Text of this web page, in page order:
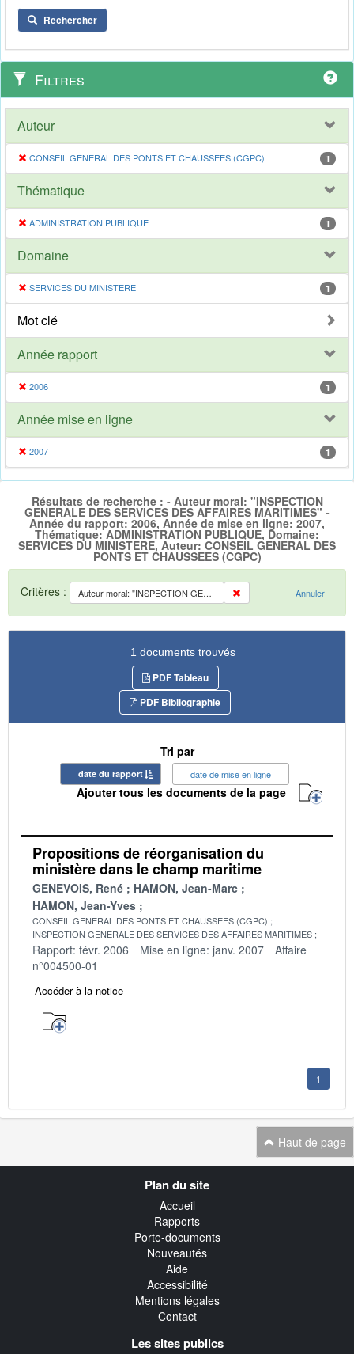
Rechercher
Filtres
Auteur
CONSEIL GENERAL DES PONTS ET CHAUSSEES (CGPC) 1
Thématique
ADMINISTRATION PUBLIQUE 1
Domaine
SERVICES DU MINISTERE 1
Mot clé
Année rapport
2006 1
Année mise en ligne
2007 1
Résultats de recherche : - Auteur moral: "INSPECTION
GENERALE DES SERVICES DES AFFAIRES MARITIMES" -
Année du rapport: 2006, Année de mise en ligne: 2007,
Thématique: ADMINISTRATION PUBLIQUE, Domaine:
SERVICES DU MINISTERE, Auteur: CONSEIL GENERAL DES
PONTS ET CHAUSSEES (CGPC)
Critères : Auteur moral: "INSPECTION GENERALE DES SERVICES DES AFFAIRES MARITIMES" Annuler
1 documents trouvés
PDF Tableau
PDF Bibliographie
Tri par
date du rapport date de mise en ligne
Ajouter tous les documents de la page
Propositions de réorganisation du
ministère dans le champ maritime
GENEVOIS, René
HAMON, Jean-Marc
HAMON, Jean-Yves
CONSEIL GENERAL DES PONTS ET CHAUSSEES (CGPC)
INSPECTION GENERALE DES SERVICES DES AFFAIRES MARITIMES
Rapport: févr. 2006 Mise en ligne: janv. 2007
Affaire
n°004500-01
Accéder à la notice
1
Haut de page
Plan du site
Accueil
Rapports
Porte-documents
Nouveautés
Aide
Accessibilité
Mentions légales
Contact
Les sites publics